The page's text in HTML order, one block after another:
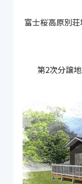
富士桜高原別
第2次分譲